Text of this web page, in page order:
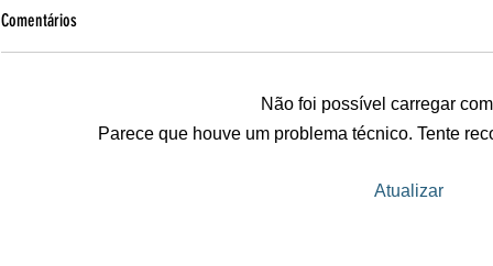
NASA confirma
Comentários
Não foi possível carregar
Parece que houve um problema técnico. Tente
Atualizar